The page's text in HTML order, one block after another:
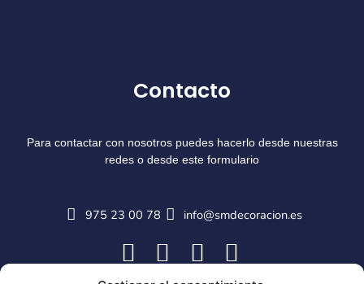
Contacto
Para contactar con nosotros puedes hacerlo desde nuestras
redes o desde este formulario
975 23 00 78 info@smdecoracion.es